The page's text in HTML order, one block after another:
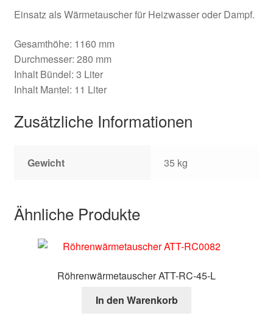
Einsatz als Wärmetauscher für Heizwasser oder Dampf.
Gesamthöhe: 1160 mm
Durchmesser: 280 mm
Inhalt Bündel: 3 Liter
Inhalt Mantel: 11 Liter
Zusätzliche Informationen
Gewicht 35 kg
Ähnliche Produkte
Röhrenwärmetauscher ATT-RC-45-L
In den Warenkorb